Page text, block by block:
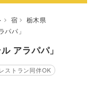
宿
栃木県
パパ」
アラパパ」
レストラン同伴OK